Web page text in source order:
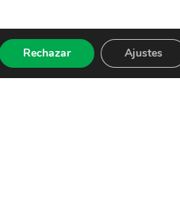
Rechazar Ajustes